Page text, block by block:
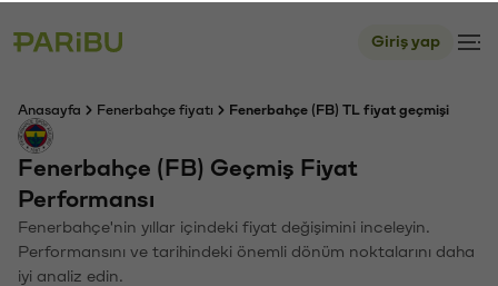
Giriş yap
Anasayfa Fenerbahçe fiyatı Fenerbahçe (FB) TL fiyat geçmişi
Fenerbahçe (FB) Geçmiş Fiyat
Performansı
Fenerbahçe'nin yıllar içindeki fiyat değişimini inceleyin.
Performansını ve tarihindeki önemli dönüm noktalarını daha
iyi analiz edin.